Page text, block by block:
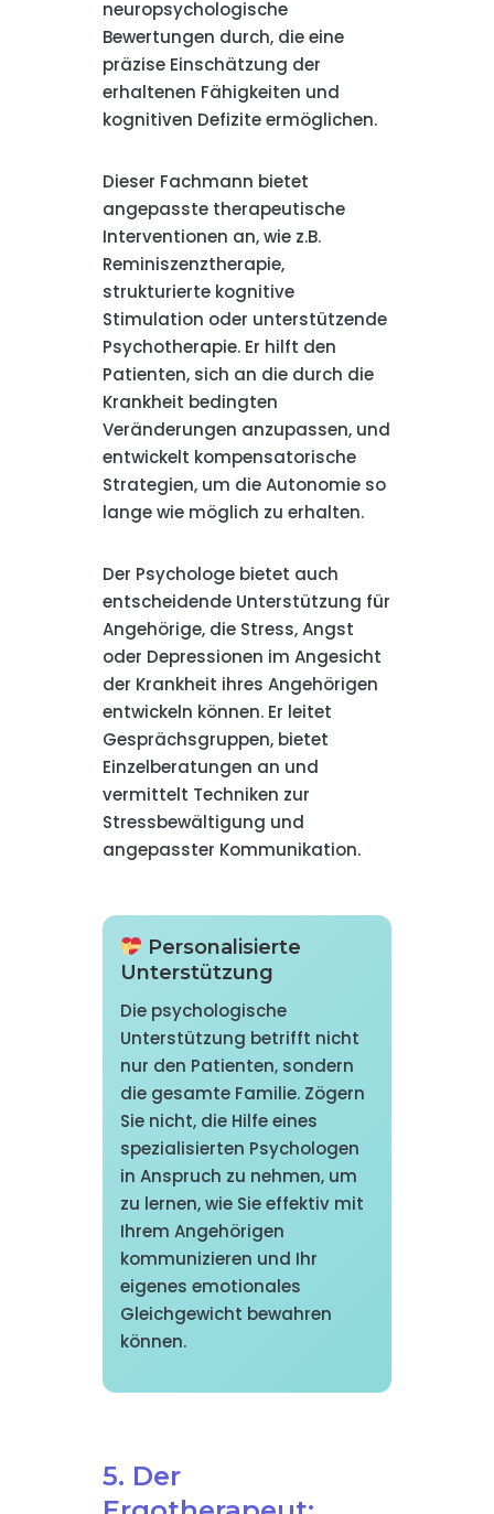
neuropsychologische
Bewertungen durch, die eine
präzise Einschätzung der
erhaltenen Fähigkeiten und
kognitiven Defizite ermöglichen.
Dieser Fachmann bietet
angepasste therapeutische
Interventionen an, wie z.B.
Reminiszenztherapie,
strukturierte kognitive
Stimulation oder unterstützende
Psychotherapie. Er hilft den
Patienten, sich an die durch die
Krankheit bedingten
Veränderungen anzupassen, und
entwickelt kompensatorische
Strategien, um die Autonomie so
lange wie möglich zu erhalten.
Der Psychologe bietet auch
entscheidende Unterstützung für
Angehörige, die Stress, Angst
oder Depressionen im Angesicht
der Krankheit ihres Angehörigen
entwickeln können. Er leitet
Gesprächsgruppen, bietet
Einzelberatungen an und
vermittelt Techniken zur
Stressbewältigung und
angepasster Kommunikation.
Personalisierte
Unterstützung
Die psychologische
Unterstützung betrifft nicht
nur den Patienten, sondern
die gesamte Familie. Zögern
Sie nicht, die Hilfe eines
spezialisierten Psychologen
in Anspruch zu nehmen, um
zu lernen, wie Sie effektiv mit
Ihrem Angehörigen
kommunizieren und Ihr
eigenes emotionales
Gleichgewicht bewahren
können.
5. Der